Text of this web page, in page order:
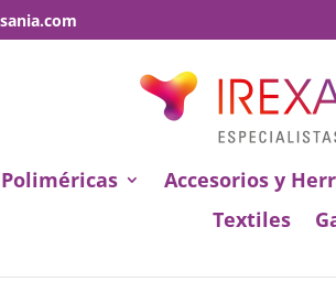
Accesorios y
Textiles